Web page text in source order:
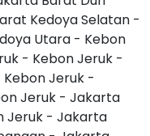
Kedoya Selatan -
Utara - Kebon
- Kebon Jeruk -
Jeruk -
Jeruk - Jakarta
Jeruk - Jakarta